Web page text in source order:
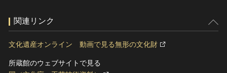
関連リンク
文化遺産オンライン 動画で見る無形の文化財
所蔵館のウェブサイトで見る